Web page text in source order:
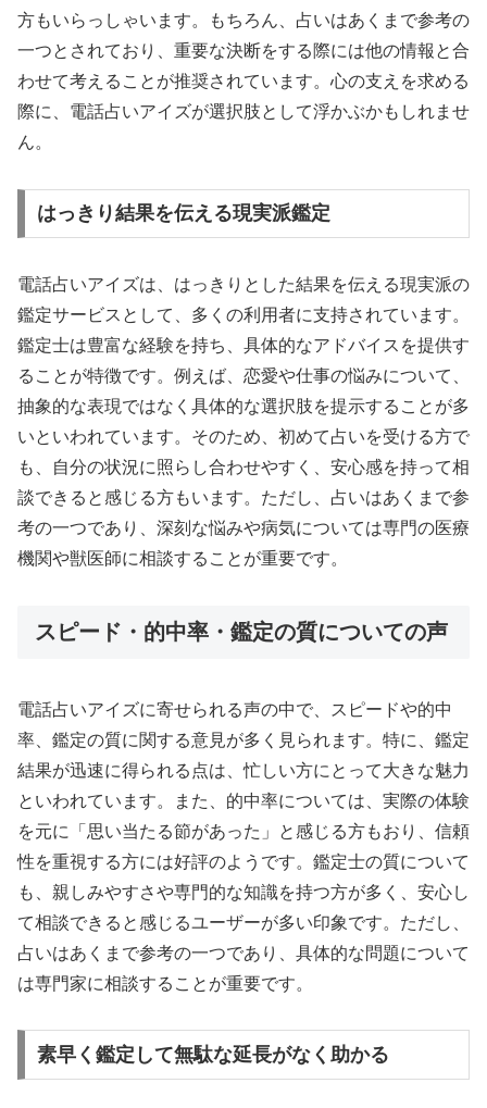
方もいらっしゃいます。もちろん、占いはあくまで参考の
一つとされており、重要な決断をする際には他の情報と合
わせて考えることが推奨されています。心の支えを求める
際に、電話占いアイズが選択肢として浮かぶかもしれませ
ん。
はっきり結果を伝える現実派鑑定
電話占いアイズは、はっきりとした結果を伝える現実派の
鑑定サービスとして、多くの利用者に支持されています。
鑑定士は豊富な経験を持ち、具体的なアドバイスを提供す
ることが特徴です。例えば、恋愛や仕事の悩みについて、
抽象的な表現ではなく具体的な選択肢を提示することが多
いといわれています。そのため、初めて占いを受ける方で
も、自分の状況に照らし合わせやすく、安心感を持って相
談できると感じる方もいます。ただし、占いはあくまで参
考の一つであり、深刻な悩みや病気については専門の医療
機関や獣医師に相談することが重要です。
スピード・的中率・鑑定の質についての声
電話占いアイズに寄せられる声の中で、スピードや的中
率、鑑定の質に関する意見が多く見られます。特に、鑑定
結果が迅速に得られる点は、忙しい方にとって大きな魅力
といわれています。また、的中率については、実際の体験
を元に「思い当たる節があった」と感じる方もおり、信頼
性を重視する方には好評のようです。鑑定士の質について
も、親しみやすさや専門的な知識を持つ方が多く、安心し
て相談できると感じるユーザーが多い印象です。ただし、
占いはあくまで参考の一つであり、具体的な問題について
は専門家に相談することが重要です。
素早く鑑定して無駄な延長がなく助かる